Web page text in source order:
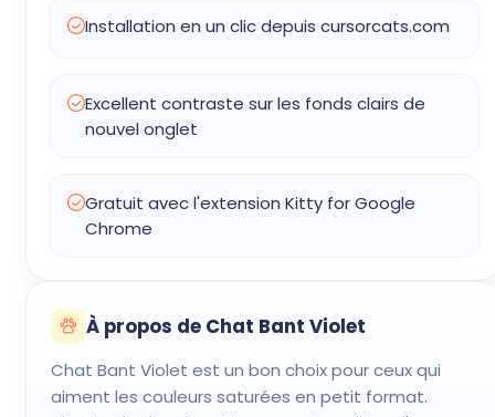
Installation en un clic depuis cursorcats.com
Excellent contraste sur les fonds clairs de
nouvel onglet
Gratuit avec l'extension Kitty for Google
Chrome
À propos de Chat Bant Violet
Chat Bant Violet est un bon choix pour ceux qui
aiment les couleurs saturées en petit format.